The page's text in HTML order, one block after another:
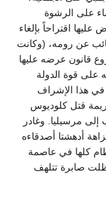
على الرشوة
اقتراحاً بإلغاء
عن رومه، (وكانت
قانون عرضه عليها
على قوة الدولة
في هذا الإشراف
قتل كلوديوس
مرسيليا. وغادر
أدهشتا أصدقاءه
كلها في عاصمة
فظلت صابرة تتلهف